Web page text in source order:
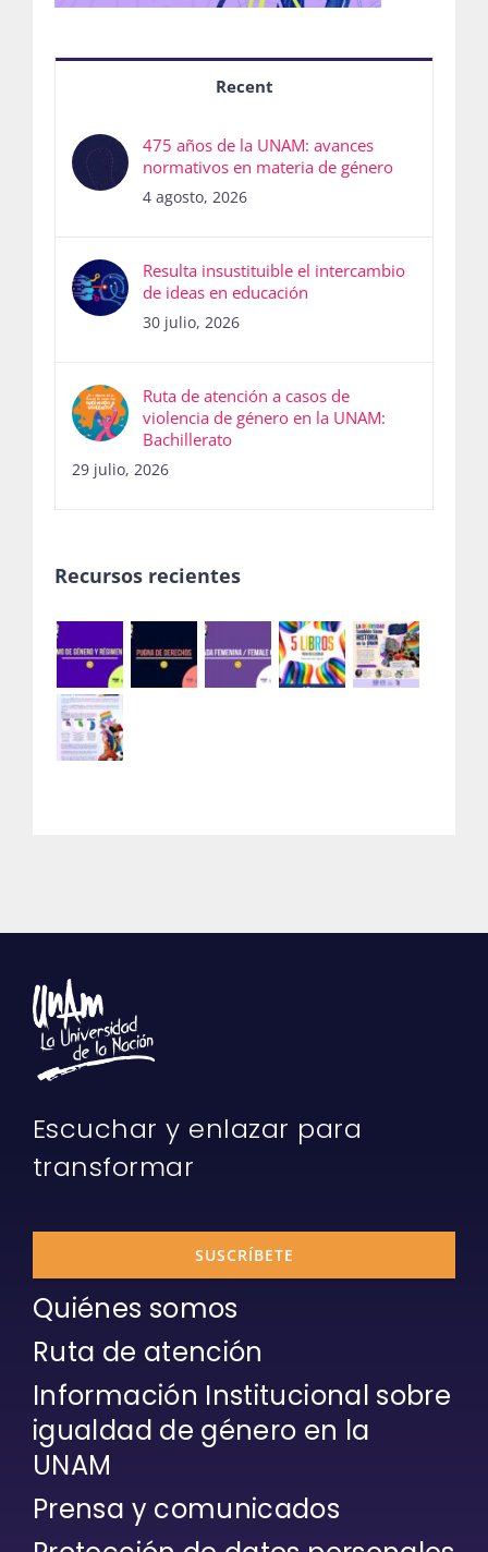
Recent
475 años de la UNAM: avances
normativos en materia de género
4 agosto, 2026
Resulta insustituible el intercambio
de ideas en educación
30 julio, 2026
Ruta de atención a casos de
violencia de género en la UNAM:
Bachillerato
29 julio, 2026
Recursos recientes
Escuchar y enlazar para
transformar
SUSCRÍBETE
Quiénes somos
Ruta de atención
Información Institucional sobre
igualdad de género en la
UNAM
Prensa y comunicados